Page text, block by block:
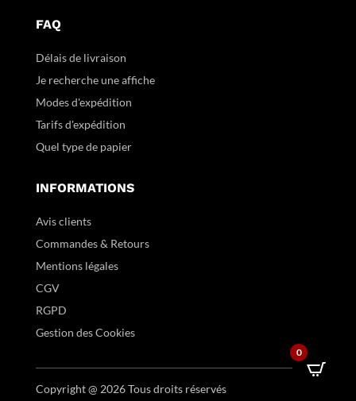
FAQ
Délais de livraison
Je recherche une affiche
Modes d'expédition
Tarifs d'expédition
Quel type de papier
INFORMATIONS
Avis clients
Commandes & Retours
Mentions légales
CGV
RGPD
Gestion des Cookies
Copyright @ 2026 Tous droits réservés
0